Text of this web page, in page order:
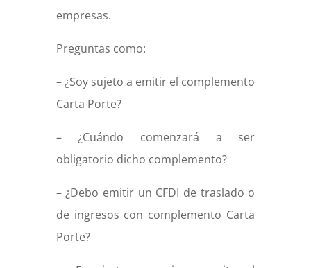
empresas.
Preguntas como:
– ¿Soy sujeto a emitir el complemento
Carta Porte?
– ¿Cuándo comenzará a ser
obligatorio dicho complemento?
– ¿Debo emitir un CFDI de traslado o
de ingresos con complemento Carta
Porte?